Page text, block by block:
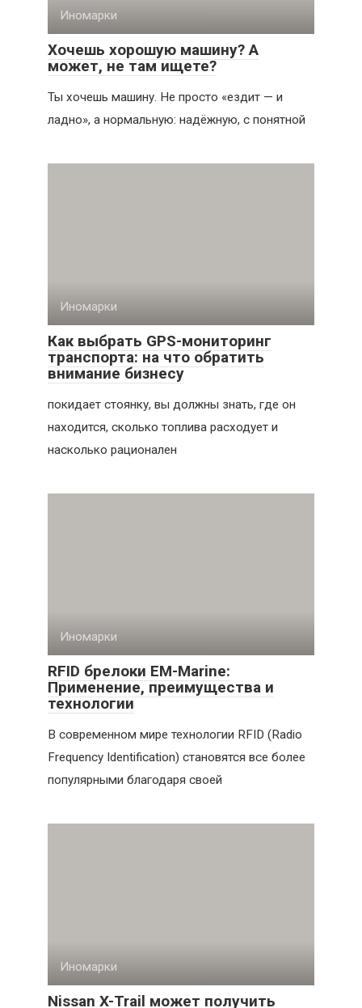
Иномарки
Хочешь хорошую машину? А
может, не там ищете?
Ты хочешь машину. Не просто «ездит — и
ладно», а нормальную: надёжную, с понятной
Иномарки
Как выбрать GPS-мониторинг
транспорта: на что обратить
внимание бизнесу
покидает стоянку, вы должны знать, где он
находится, сколько топлива расходует и
насколько рационален
Иномарки
RFID брелоки EM-Marine:
Применение, преимущества и
технологии
В современном мире технологии RFID (Radio
Frequency Identification) становятся все более
популярными благодаря своей
Иномарки
Nissan X-Trail может получить